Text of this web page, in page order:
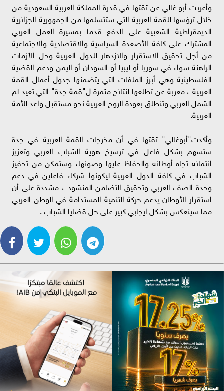
وأعربت أبو غالي عن ثقتها في قدرة المملكة العربية السعودية من
خلال ترؤسها للقمة العربية التي ستتسلمها من الجمهورية الجزائرية
الديمقراطية الشعبية على الدفع قدما بمسيرة العمل العربي
المشترك على كافة الأصعدة السياسية والاقتصادية والاجتماعية
من أجل تحقيق الاستقرار والازدهار للدول العربية وحل الأزمات
الراهنة سواء في سوريا أو ليبيا أو السودان أو اليمن ودعم القضية
الفلسطينية وهي أبرز الملفات التي يتضمنها جدول أعمال القمة
العربية ، معربة عن تطلعها لنتائج مثمرة ل"قمة جدة" التي تعيد لم
الشمل العربي وتنطلق بعودة الروح العربية نحو مستقبل واعد للأمة
العربية.
وأكدت"أبوغالي" ثقتها في أن مخرجات القمة العربية في جدة
ستسهم بشكل فاعل في ترسيخ هوية الشباب العربي وتعزيز
انتمائه تجاه أوطانه والحفاظ عليها وصونها، وستمكن من تحفيز
الشباب في كافة الدول العربية ليكونوا شركاء فاعلين في دعم
وحدة الصف العربي وتحقيق التضامن المنشود ، مشددة على أن
استقرار الأوطان يدعم حركة التنمية المستدامة في الوطن العربي
مما سينعكس بشكل ايجابي كبير على حل قضايا الشباب .